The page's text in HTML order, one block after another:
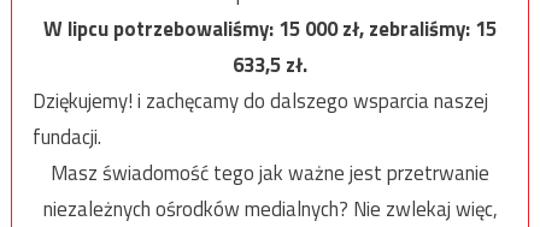
W lipcu potrzebowaliśmy:15 000zł, zebraliśmy:15
633,5zł.
Dziękujemy! i zachęcamy do dalszego wsparcia naszej
fundacji.
Masz świadomość tego jak ważne jest przetrwanie
niezależnych ośrodków medialnych? Nie zwlekaj więc,